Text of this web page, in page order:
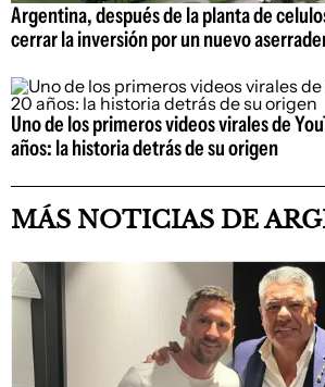
Argentina, después de la planta de
cerrar la inversión por un nuevo
Uno de los primeros videos virales de
años: la historia detrás de su origen
MÁS NOTICIAS DE